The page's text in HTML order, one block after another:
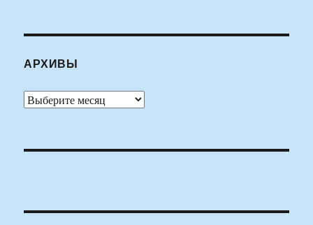
АРХИВЫ
Архивы